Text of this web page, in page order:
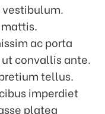
vestibulum.
ac porta
convallis ante.
tellus.
imperdiet
platea